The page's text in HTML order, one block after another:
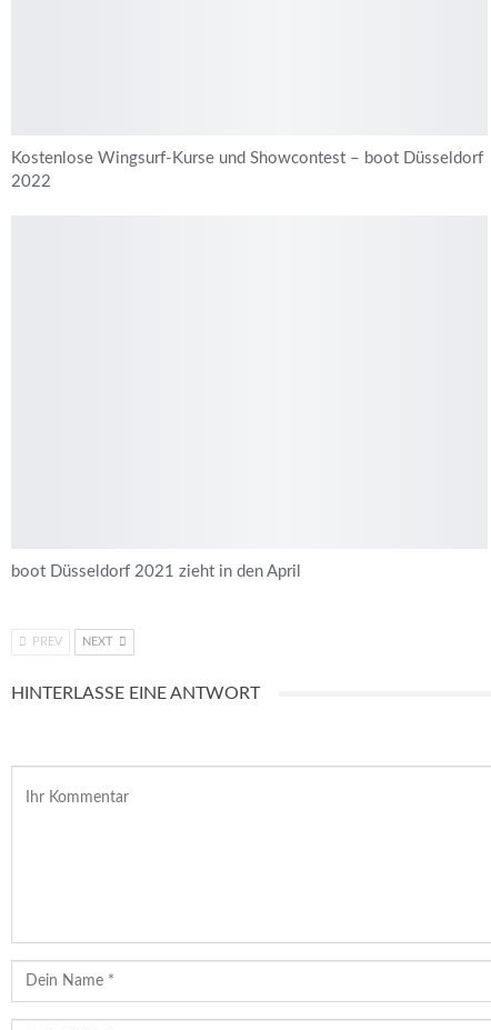
Kostenlose Wingsurf-Kurse und Showcontest – boot Düsseldorf
2022
boot Düsseldorf 2021 zieht in den April
PREV NEXT
HINTERLASSE EINE ANTWORT